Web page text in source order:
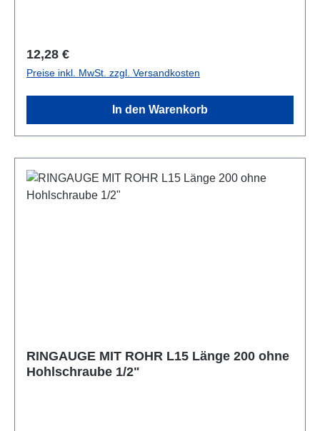
Regulärer Preis:
12,28 €
Preise inkl. MwSt. zzgl. Versandkosten
In den Warenkorb
RINGAUGE MIT ROHR L15 Länge 200 ohne
Hohlschraube 1/2"